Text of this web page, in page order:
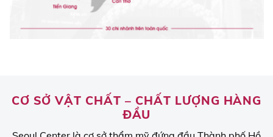
CƠ SỞ VẬT CHẤT – CHẤT LƯỢNG HÀNG
ĐẦU